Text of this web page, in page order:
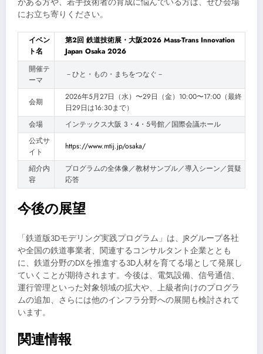
にお立ち寄りください。
イベン
ト名
第2回 鉄道技術展・大阪2026 Mass-Trans Innovation
Japan Osaka 2026
開催テ
ーマ
－ひと・もの・まちをつなぐ－
会期
2026年5月27日（水）〜29日（金）10:00〜17:00（最終
日29日は16:30まで）
会場
インテックス大阪 3・4・5号館／国際会議ホール
公式サ
イト
https://www.mtij.jp/osaka/
紹介内
容
プログラムの全体像／教材サンプル／導入シーン／質疑
応答
今後の展望
「鉄道版3Dモデリング実践プログラム」は、JRグループ各社
や全国の鉄道事業者、関連するコンサルタント企業ととも
に、鉄道分野のDXを推進する3D人材を育てる場として発展し
ていくことが期待されます。今後は、電気設備、信号通信、
運行管理といった対象領域の拡大や、上級者向けのプログラ
ムの追加、さらには他のインフラ分野への展開も検討されて
います。
関連情報